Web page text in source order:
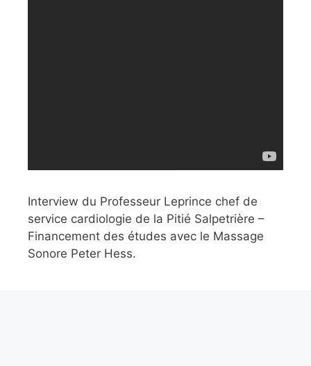
Interview du Professeur Leprince chef de
service cardiologie de la Pitié Salpetrière –
Financement des études avec le Massage
Sonore Peter Hess.